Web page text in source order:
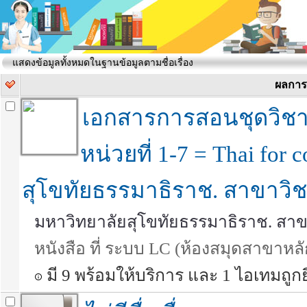
แสดงข้อมูลทั้งหมดในฐานข้อมูลตามชื่อเรื่อง
ผลกา
เอกสารการสอนชุดวิช
หน่วยที่ 1-7 = Thai for
สุโขทัยธรรมาธิราช. สาขาวิ
มหาวิทยาลัยสุโขทัยธรรมาธิราช. สา
หนังสือ ที่ ระบบ LC (ห้องสมุดสาขาห
มี 9 พร้อมให้บริการ และ 1 ไอเทมถูก